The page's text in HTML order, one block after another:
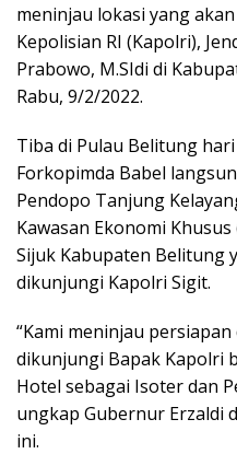
meninjau lokasi yang
Kepolisian RI (Kapolri),
Prabowo, M.SIdi di
Rabu, 9/2/2022.
Tiba di Pulau Belitung
Forkopimda Babel
Pendopo Tanjung
Kawasan Ekonomi
Sijuk Kabupaten Belitung
dikunjungi Kapolri Sigit.
“Kami meninjau
dikunjungi Bapak Kapolri
Hotel sebagai Isoter dan
ungkap Gubernur Erzaldi
ini.